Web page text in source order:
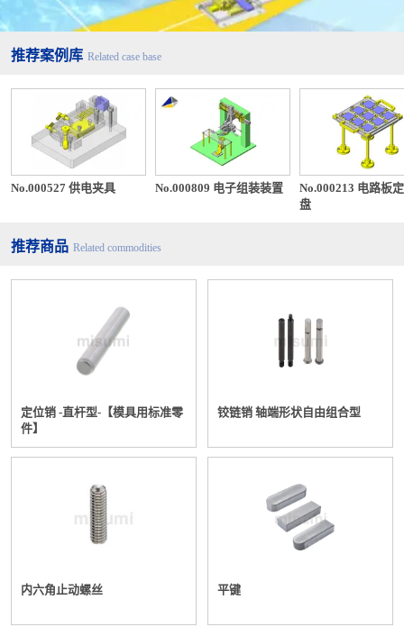
推荐案例库 Related case base
No.000527 供电夹具 No.000809 电子组装装置
No.000213 电路板
盘
推荐商品 Related commodities
定位销 -直杆型-【模具用标准零
件】
铰链销 轴端形状自由组合型
内六角止动螺丝 平键